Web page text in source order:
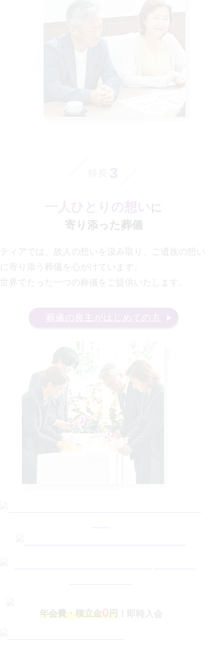
に
寄り添った葬儀
ティアでは、故人の想いを汲み取り、ご遺族の想い
に寄り添う葬儀を心がけています。
世界でたった一つの葬儀をご提供いたします。
年会費・積立金0円！即時入会